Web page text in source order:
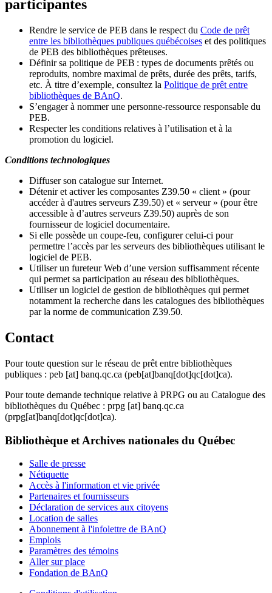
participantes
Rendre le service de PEB dans le respect du Code de prêt
entre les bibliothèques publiques québécoises et des politiques
de PEB des bibliothèques prêteuses.
Définir sa politique de PEB : types de documents prêtés ou
reproduits, nombre maximal de prêts, durée des prêts, tarifs,
etc. À titre d’exemple, consultez la Politique de prêt entre
bibliothèques de BAnQ.
S’engager à nommer une personne-ressource responsable du
PEB.
Respecter les conditions relatives à l’utilisation et à la
promotion du logiciel.
Conditions technologiques
Diffuser son catalogue sur Internet.
Détenir et activer les composantes Z39.50 « client » (pour
accéder à d'autres serveurs Z39.50) et « serveur » (pour être
accessible à d’autres serveurs Z39.50) auprès de son
fournisseur de logiciel documentaire.
Si elle possède un coupe-feu, configurer celui-ci pour
permettre l’accès par les serveurs des bibliothèques utilisant le
logiciel de PEB.
Utiliser un fureteur Web d’une version suffisamment récente
qui permet sa participation au réseau des bibliothèques.
Utiliser un logiciel de gestion de bibliothèques qui permet
notamment la recherche dans les catalogues des bibliothèques
par la norme de communication Z39.50.
Contact
Pour toute question sur le réseau de prêt entre bibliothèques
publiques : peb [at] banq.qc.ca (peb[at]banq[dot]qc[dot]ca).
Pour toute demande technique relative à PRPG ou au Catalogue des
bibliothèques du Québec : prpg [at] banq.qc.ca
(prpg[at]banq[dot]qc[dot]ca).
Bibliothèque et Archives nationales du Québec
Salle de presse
Nétiquette
Accès à l'information et vie privée
Partenaires et fournisseurs
Déclaration de services aux citoyens
Location de salles
Abonnement à l'infolettre de BAnQ
Emplois
Paramètres des témoins
Aller sur place
Fondation de BAnQ